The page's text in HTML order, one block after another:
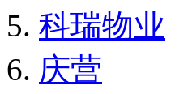
科瑞物业
庆营